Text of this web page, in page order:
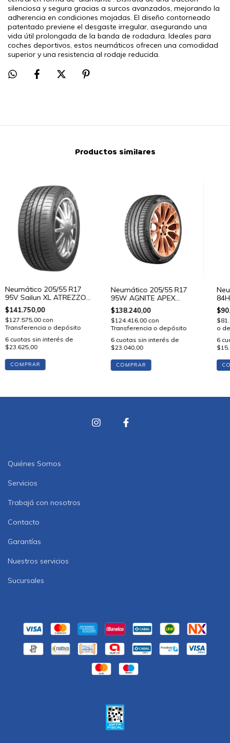
silenciosa y segura gracias a surcos avanzados, mejorando la
adherencia en condiciones mojadas. El diseño contorneado
patentado previene el desgaste irregular, asegurando una
vida útil prolongada de la banda de rodadura. Ideales para
coches deportivos, estos neumáticos ofrecen una comodidad
superior y una resistencia al rodaje reducida.
Productos similares
Neumático 205/55 R17
95V Sailun XL ATREZZO
ELITE
$141.750,00
$127.575,00 con
Transferencia o depósito
6 cuotas sin interés de
$23.625,00
COMPRAR
Neumático 205/55 R17
95W AGNITE APEX
Lykeen
$138.240,00
$124.416,00 con
Transferencia o depósito
6 cuotas sin interés de
$23.040,00
COMPRAR
o
6
Quiénes Somos
Servicios
Trabajá con nosotros
Contacto
Garantías
Nuestros servicios
Sucursales